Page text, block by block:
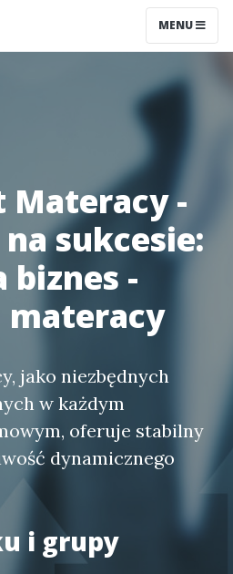
MENU
Materacy -
sukcesie:
biznes -
materacy
jako niezbędnych
w każdym
oferuje stabilny
dynamicznego
i grupy